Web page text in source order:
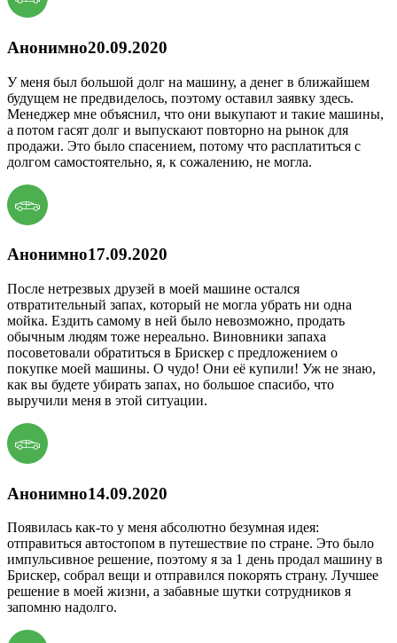
Анонимно20.09.2020
У меня был большой долг на машину, а денег в ближайшем
будущем не предвиделось, поэтому оставил заявку здесь.
Менеджер мне объяснил, что они выкупают и такие машины,
а потом гасят долг и выпускают повторно на рынок для
продажи. Это было спасением, потому что расплатиться с
долгом самостоятельно, я, к сожалению, не могла.
Анонимно17.09.2020
После нетрезвых друзей в моей машине остался
отвратительный запах, который не могла убрать ни одна
мойка. Ездить самому в ней было невозможно, продать
обычным людям тоже нереально. Виновники запаха
посоветовали обратиться в Брискер с предложением о
покупке моей машины. О чудо! Они её купили! Уж не знаю,
как вы будете убирать запах, но большое спасибо, что
выручили меня в этой ситуации.
Анонимно14.09.2020
Появилась как-то у меня абсолютно безумная идея:
отправиться автостопом в путешествие по стране. Это было
импульсивное решение, поэтому я за 1 день продал машину в
Брискер, собрал вещи и отправился покорять страну. Лучшее
решение в моей жизни, а забавные шутки сотрудников я
запомню надолго.